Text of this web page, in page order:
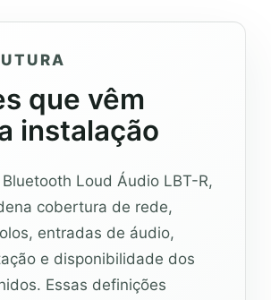
que vêm
instalação
Loud Áudio LBT-R,
cobertura de rede,
entradas de áudio,
e disponibilidade dos
Essas definições